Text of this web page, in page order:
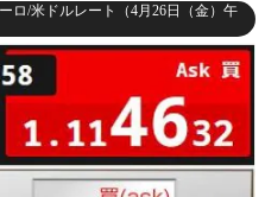
ロ/米ドルレート（4月26日（金）午